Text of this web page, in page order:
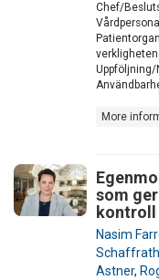
Chef/
Uppföljning/
More
som
Nasim
Schaffrath
Astner,